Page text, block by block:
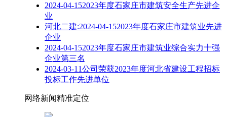
2024-04-152023年度石家庄市建筑安全生产先进企
业
河北二建:2024-04-152023年度石家庄市建筑业先进
企业
2024-04-152023年度石家庄市建筑业综合实力十强
企业第三名
2024-03-11公司荣获2023年度河北省建设工程招标
投标工作先进单位
网络新闻精准定位